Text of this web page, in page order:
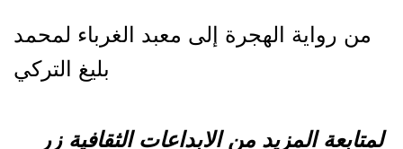
من رواية الهجرة إلى معبد الغرباء لمحمد
بليغ التركي
لمتابعة المزيد من الابداعات الثقافية زر